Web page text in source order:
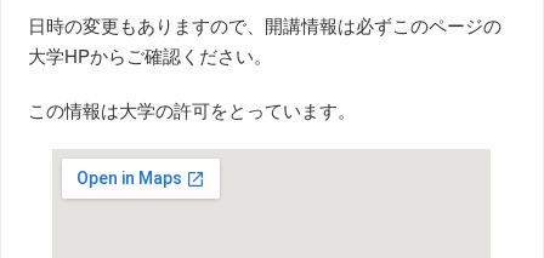
日時の変更もありますので、開講情報は必ずこのページの
大学HPからご確認ください。
この情報は大学の許可をとっています。